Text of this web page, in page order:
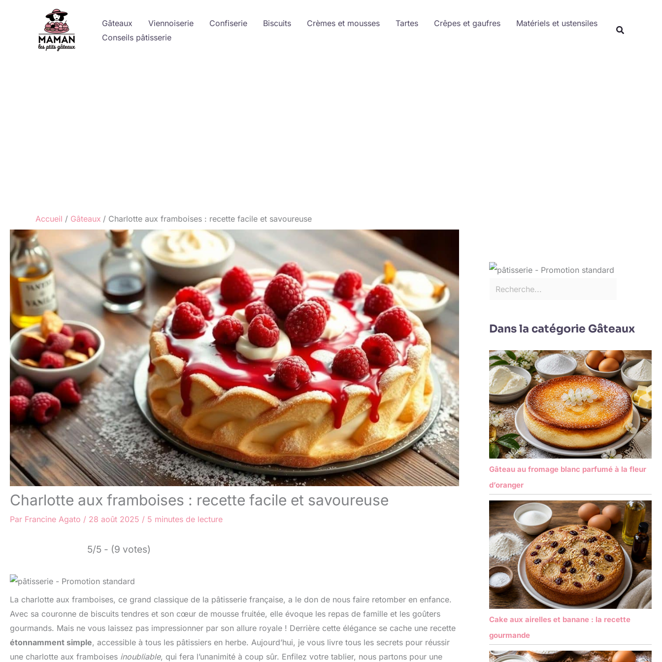
Gâteaux Viennoiserie Confiserie Biscuits Crèmes et mousses Tartes Crêpes et gaufres
Matériels et ustensiles
Conseils pâtisserie
Accueil Gâteaux Charlotte aux framboises : recette facile et savoureuse
Charlotte aux framboises : recette facile et savoureuse
Par Francine Agato / 28 août 2025 / 5 minutes de lecture
5/5 - (9 votes)
La charlotte aux framboises, ce grand classique de la pâtisserie française, a le don de nous faire retomber en enfance.
Avec sa couronne de biscuits tendres et son cœur de mousse fruitée, elle évoque les repas de famille et les goûters
gourmands. Mais ne vous laissez pas impressionner par son allure royale ! Derrière cette élégance se cache une recette
étonnamment simple, accessible à tous les pâtissiers en herbe. Aujourd’hui, je vous livre tous les secrets pour réussir
une charlotte aux framboises inoubliable, qui fera l’unanimité à coup sûr. Enfilez votre tablier, nous partons pour une
Dans la catégorie Gâteaux
Gâteau au fromage blanc parfumé à la fleur
d’oranger
Cake aux airelles et banane : la recette
gourmande